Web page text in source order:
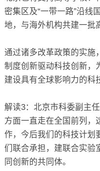
密集区及“一带一路”沿线
地，与海外机构共建一批
通过诸多改革政策的实施
制度创新驱动科技创新，
建设具有全球影响力的科
解读3：北京市科委副主
方面一直走在全国前列，
作，今后我们的科技计划
们联合承担，建联合实验
同创新的共同体。